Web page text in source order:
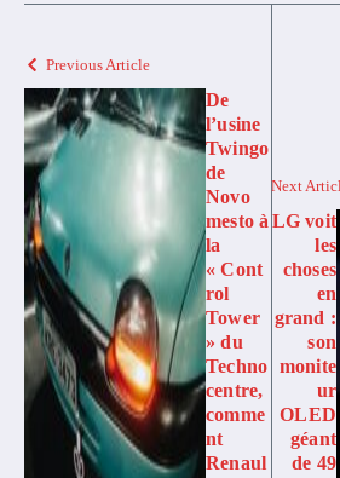
Previous Article
De
l’usine
Twingo
de
Novo
mesto à
la
« Cont
rol
Tower
» du
Techno
centre,
comme
nt
Renaul
Next
LG voit
les
choses
en
grand :
son
monite
ur
OLED
géant
de 49